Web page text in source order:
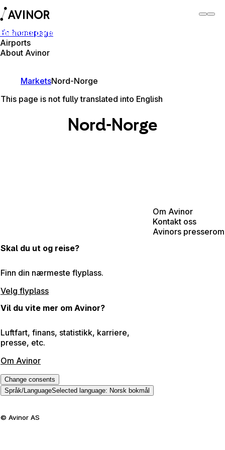
To homepage
Airports
About Avinor
Business partner
MarketsNord-Norge
This page is not fully translated into English
Nord-Norge
Om Avinor
Kontakt oss
Avinors presserom
Skal du ut og reise?
Finn din nærmeste flyplass.
Velg flyplass
Vil du vite mer om Avinor?
Luftfart, finans, statistikk, karriere,
presse, etc.
Om Avinor
Change consents
Språk/LanguageSelected language: Norsk bokmål
© Avinor AS